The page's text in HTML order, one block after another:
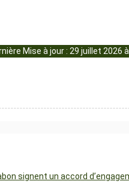
Mise à jour : 29 juillet 2026
signent un accord